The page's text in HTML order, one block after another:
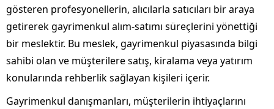
gösteren profesyonellerin, alıcılarla satıcıları bir araya
getirerek gayrimenkul alım-satımı süreçlerini yönettiği
bir meslektir. Bu meslek, gayrimenkul piyasasında bilgi
sahibi olan ve müşterilere satış, kiralama veya yatırım
konularında rehberlik sağlayan kişileri içerir.
Gayrimenkul danışmanları, müşterilerin ihtiyaçlarını